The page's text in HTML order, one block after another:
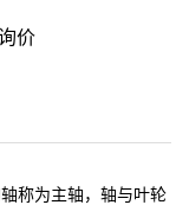
价
称为主轴，轴与叶轮